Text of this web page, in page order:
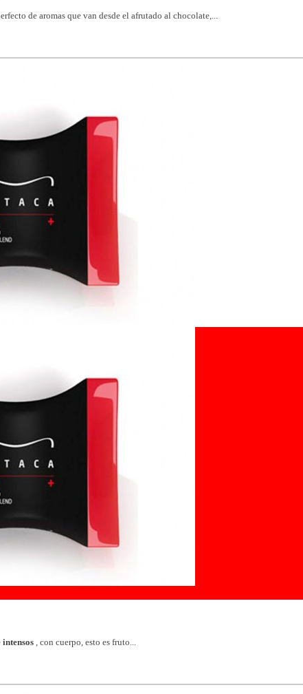
de aromas que van desde el afrutado al chocolate,...
intensos , con cuerpo, esto es fruto...